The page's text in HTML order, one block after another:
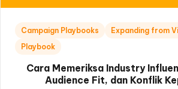
Campaign Playbooks
Expanding from
Playbook
Cara Memeriksa Industry
Audience Fit, dan Konflik